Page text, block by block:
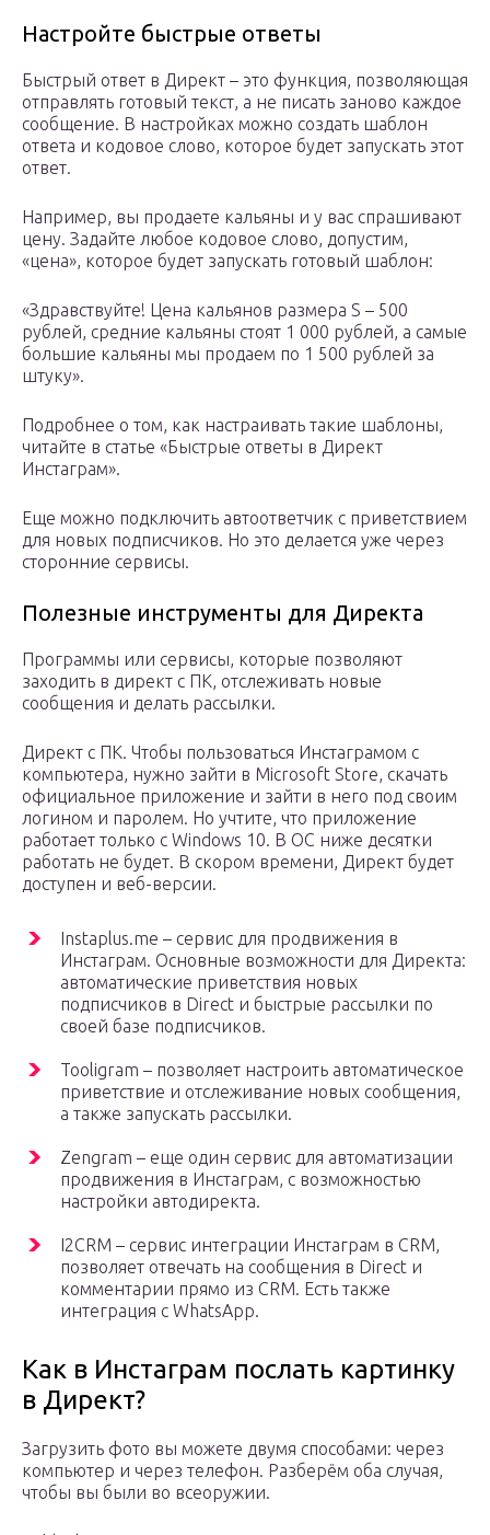
Настройте быстрые ответы
Быстрый ответ в Директ – это функция, позволяющая
отправлять готовый текст, а не писать заново каждое
сообщение. В настройках можно создать шаблон
ответа и кодовое слово, которое будет запускать этот
ответ.
Например, вы продаете кальяны и у вас спрашивают
цену. Задайте любое кодовое слово, допустим,
«цена», которое будет запускать готовый шаблон:
«Здравствуйте! Цена кальянов размера S – 500
рублей, средние кальяны стоят 1 000 рублей, а самые
большие кальяны мы продаем по 1 500 рублей за
штуку».
Подробнее о том, как настраивать такие шаблоны,
читайте в статье «Быстрые ответы в Директ
Инстаграм».
Еще можно подключить автоответчик с приветствием
для новых подписчиков. Но это делается уже через
сторонние сервисы.
Полезные инструменты для Директа
Программы или сервисы, которые позволяют
заходить в директ с ПК, отслеживать новые
сообщения и делать рассылки.
Директ с ПК. Чтобы пользоваться Инстаграмом с
компьютера, нужно зайти в Microsoft Store, скачать
официальное приложение и зайти в него под своим
логином и паролем. Но учтите, что приложение
работает только с Windows 10. В ОС ниже десятки
работать не будет. В скором времени, Директ будет
доступен и веб-версии.
Instaplus.me – сервис для продвижения в
Инстаграм. Основные возможности для Директа:
автоматические приветствия новых
подписчиков в Direct и быстрые рассылки по
своей базе подписчиков.
Tooligram – позволяет настроить автоматическое
приветствие и отслеживание новых сообщения,
а также запускать рассылки.
Zengram – еще один сервис для автоматизации
продвижения в Инстаграм, с возможностью
настройки автодиректа.
I2CRM – сервис интеграции Инстаграм в CRM,
позволяет отвечать на сообщения в Direct и
комментарии прямо из CRM. Есть также
интеграция с WhatsApp.
Как в Инстаграм послать картинку
в Директ?
Загрузить фото вы можете двумя способами: через
компьютер и через телефон. Разберём оба случая,
чтобы вы были во всеоружии.